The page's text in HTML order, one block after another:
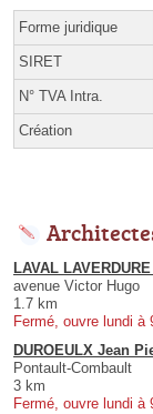
Forme juridique
SIRET
N° TVA Intra.
Création
LAVAL
avenue Victor Hugo
1.7 km
Fermé, ouvre lundi à
DUROEULX Jean
Pontault-Combault
3 km
Fermé, ouvre lundi à